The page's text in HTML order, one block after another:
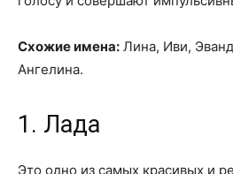
Схожие имена: Лина, Иви,
Ангелина.
1. Лада
Это одно из самых красивых и